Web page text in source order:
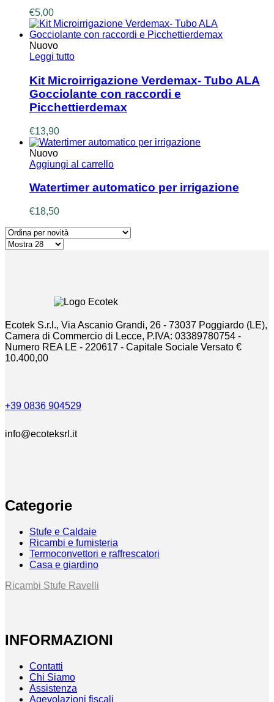
€5,00
Nuovo
Leggi tutto
Kit Microirrigazione Verdemax- Tubo ALA
Gocciolante con raccordi e
Picchettierdemax
€13,90
Nuovo
Aggiungi al carrello
Watertimer automatico per irrigazione
€18,50
Ecotek S.r.l., Via Ascanio Grandi, 26 - 73037 Poggiardo (LE),
Camera di Commercio di Lecce, P.IVA: 03389780754 -
Numero REA LE - 220617 - Capitale Sociale Versato €
10.400,00
+39 0836 904529
info@ecoteksrl.it
Categorie
Stufe e Caldaie
Ricambi e fumisteria
Termoconvettori e raffrescatori
Casa e giardino
Ricambi Stufe Ravelli
INFORMAZIONI
Contatti
Chi Siamo
Assistenza
Agevolazioni fiscali